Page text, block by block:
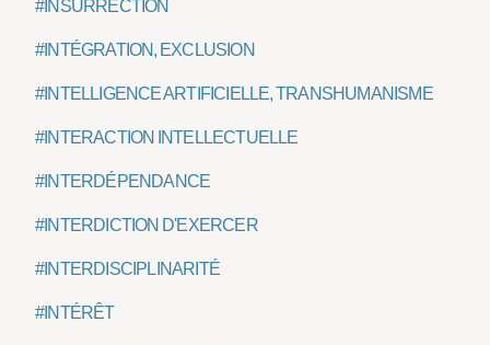
#INSURRECTION
#INTÉGRATION, EXCLUSION
#INTELLIGENCE ARTIFICIELLE, TRANSHUMANISME
#INTERACTION INTELLECTUELLE
#INTERDÉPENDANCE
#INTERDICTION D'EXERCER
#INTERDISCIPLINARITÉ
#INTÉRÊT